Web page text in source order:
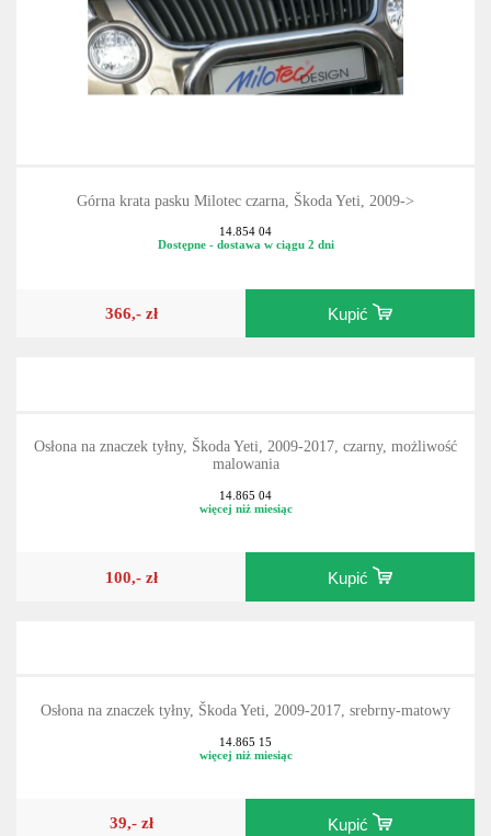
Górna krata pasku Milotec czarna, Škoda Yeti, 2009->
14.854 04
Dostępne - dostawa w ciągu 2 dni
366,- zł Kupić
Osłona na znaczek tyłny, Škoda Yeti, 2009-2017, czarny, możliwość
malowania
14.865 04
więcej niż miesiąc
100,- zł Kupić
Osłona na znaczek tyłny, Škoda Yeti, 2009-2017, srebrny-matowy
14.865 15
więcej niż miesiąc
39,- zł Kupić